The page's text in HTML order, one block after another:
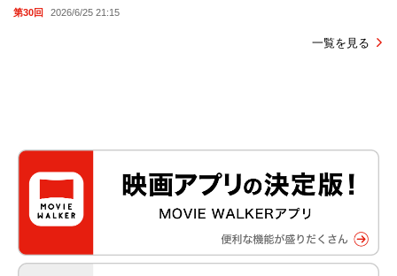
第30回 2026/6/25 21:15
一覧を見る